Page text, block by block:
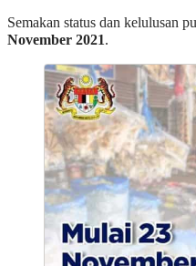
Semakan status dan kelulusan
November 2021.